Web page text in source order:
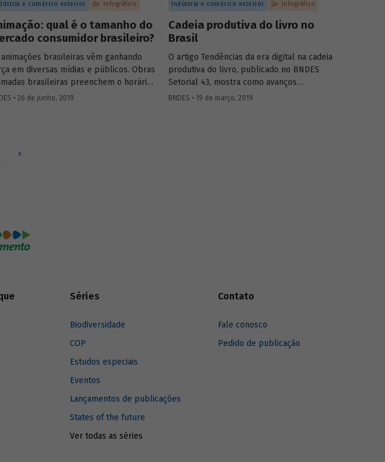
e comércio exterior Infográfico
qual é o tamanho do
consumidor brasileiro?
animações brasileiras vêm ganhando
em diversas mídias e públicos. Obras
brasileiras preenchem o horário
dos canais de TV paga e passam a
da Luna
do mercado consumidor de
no Brasil.
• 26 de junho, 2019
Indústria e comércio exterior Infográfico
Cadeia produtiva do livro no
Brasil
O artigo Tendências da era digital na cadeia
produtiva do livro, publicado no BNDES
Setorial 43, mostra como avanços
tecnológicos têm provocado profundas
BNDES • 19 de março, 2019
Séries
Biodiversidade
COP
Estudos especiais
Eventos
Lançamentos de publicações
States of the future
Ver todas as séries
Contato
Fale conosco
Pedido de publicação